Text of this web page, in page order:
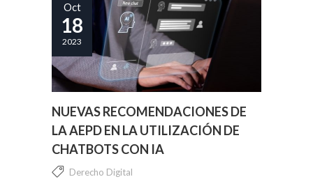
Oct
18
2023
NUEVAS RECOMENDACIONES DE
LA AEPD EN LA UTILIZACIÓN DE
CHATBOTS CON IA
Derecho Digital